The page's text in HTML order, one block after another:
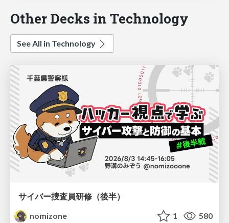
Other Decks in Technology
See All in Technology
サイバー捜査員研修（後半）
nomizone
1 580